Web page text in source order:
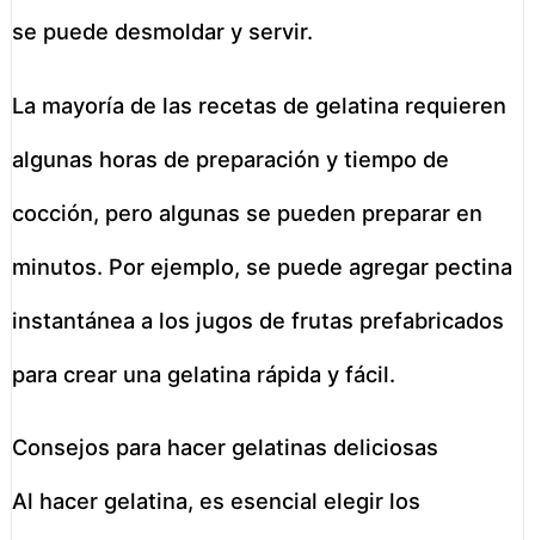
se puede desmoldar y servir.
La mayoría de las recetas de gelatina requieren
algunas horas de preparación y tiempo de
cocción, pero algunas se pueden preparar en
minutos. Por ejemplo, se puede agregar pectina
instantánea a los jugos de frutas prefabricados
para crear una gelatina rápida y fácil.
Consejos para hacer gelatinas deliciosas
Al hacer gelatina, es esencial elegir los